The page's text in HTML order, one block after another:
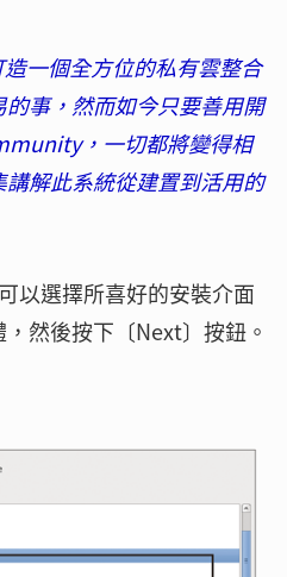
一個全方位的私有雲整合
事，然而如今只要善用開
，一切都將變得相
解此系統從建置到活用的
以選擇所喜好的安裝介面
然後按下〔Next〕按鈕。